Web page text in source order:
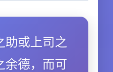
助或上司之
余德，而可